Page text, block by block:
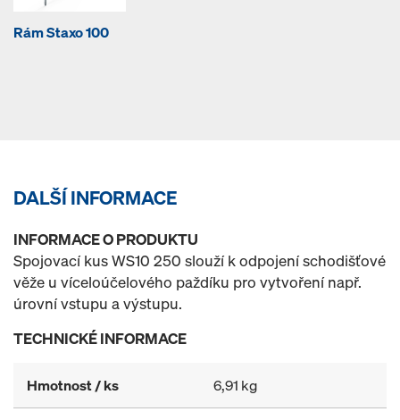
Rám Staxo 100
DALŠÍ INFORMACE
INFORMACE O PRODUKTU
Spojovací kus WS10 250 slouží k odpojení schodišťové
věže u víceloúčelového paždíku pro vytvoření např.
úrovní vstupu a výstupu.
TECHNICKÉ INFORMACE
Hmotnost / ks 6,91 kg